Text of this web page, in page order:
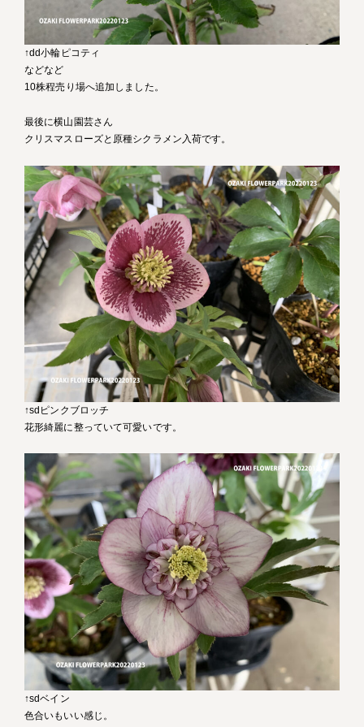
↑dd小輪ピコティ
などなど
10株程売り場へ追加しました。
最後に横山園芸さん
クリスマスローズと原種シクラメン入荷です。
↑sdピンクブロッチ
花形綺麗に整っていて可愛いです。
↑sdベイン
色合いもいい感じ。